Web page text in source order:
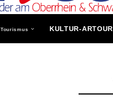
Tourismus KULTUR-ARTOUR